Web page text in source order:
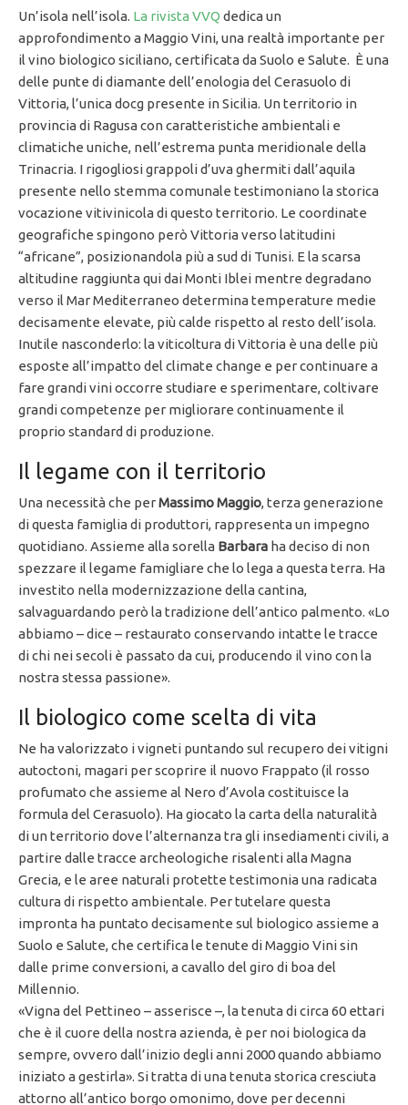
Un’isola nell’isola. La rivista VVQ dedica un
approfondimento a Maggio Vini, una realtà importante per
il vino biologico siciliano, certificata da Suolo e Salute. È una
delle punte di diamante dell’enologia del Cerasuolo di
Vittoria, l’unica docg presente in Sicilia. Un territorio in
provincia di Ragusa con caratteristiche ambientali e
climatiche uniche, nell’estrema punta meridionale della
Trinacria. I rigogliosi grappoli d’uva ghermiti dall’aquila
presente nello stemma comunale testimoniano la storica
vocazione vitivinicola di questo territorio. Le coordinate
geografiche spingono però Vittoria verso latitudini
“africane”, posizionandola più a sud di Tunisi. E la scarsa
altitudine raggiunta qui dai Monti Iblei mentre degradano
verso il Mar Mediterraneo determina temperature medie
decisamente elevate, più calde rispetto al resto dell’isola.
Inutile nasconderlo: la viticoltura di Vittoria è una delle più
esposte all’impatto del climate change e per continuare a
fare grandi vini occorre studiare e sperimentare, coltivare
grandi competenze per migliorare continuamente il
proprio standard di produzione.
Il legame con il territorio
Una necessità che perMassimo Maggio, terza generazione
di questa famiglia di produttori, rappresenta un impegno
quotidiano. Assieme alla sorella Barbara ha deciso di non
spezzare il legame famigliare che lo lega a questa terra. Ha
investito nella modernizzazione della cantina,
salvaguardando però la tradizione dell’antico palmento. «Lo
abbiamo – dice – restaurato conservando intatte le tracce
di chi nei secoli è passato da cui, producendo il vino con la
nostra stessa passione».
Il biologico come scelta di vita
Ne ha valorizzato i vigneti puntando sul recupero dei vitigni
autoctoni, magari per scoprire il nuovo Frappato (il rosso
profumato che assieme al Nero d’Avola costituisce la
formula del Cerasuolo). Ha giocato la carta della naturalità
di un territorio dove l’alternanza tra gli insediamenti civili, a
partire dalle tracce archeologiche risalenti alla Magna
Grecia, e le aree naturali protette testimonia una radicata
cultura di rispetto ambientale. Per tutelare questa
impronta ha puntato decisamente sul biologico assieme a
Suolo e Salute, che certifica le tenute di Maggio Vini sin
dalle prime conversioni, a cavallo del giro di boa del
Millennio.
«Vigna del Pettineo – asserisce –, la tenuta di circa 60 ettari
che è il cuore della nostra azienda, è per noi biologica da
sempre, ovvero dall’inizio degli anni 2000 quando abbiamo
iniziato a gestirla». Si tratta di una tenuta storica cresciuta
attorno all’antico borgo omonimo, dove per decenni